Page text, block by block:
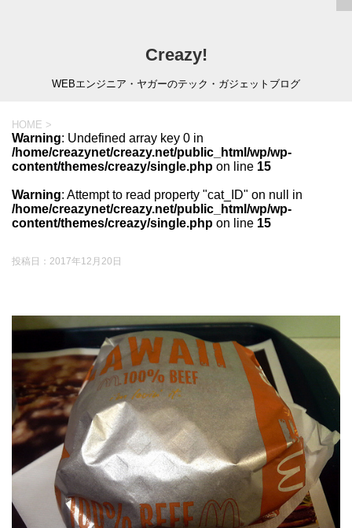
Creazy!
WEBエンジニア・ヤガーのテック・ガジェットブログ
HOME >
Warning: Undefined array key 0 in
/home/creazynet/creazy.net/public_html/wp/wp-
content/themes/creazy/single.php on line 15
Warning: Attempt to read property "cat_ID" on null in
/home/creazynet/creazy.net/public_html/wp/wp-
content/themes/creazy/single.php on line 15
投稿日： 2017年12月20日